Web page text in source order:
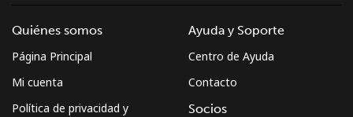
Quiénes somos
Página Principal
Mi cuenta
Política de privacidad y
Ayuda y Soporte
Centro de Ayuda
Contacto
Socios